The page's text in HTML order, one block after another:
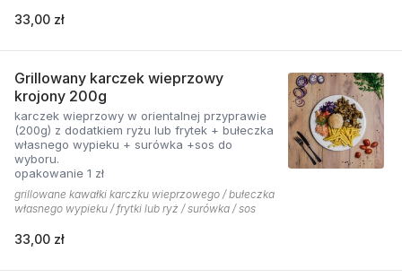
33,00 zł
Grillowany karczek wieprzowy
krojony 200g
karczek wieprzowy w orientalnej przyprawie
(200g) z dodatkiem ryżu lub frytek + bułeczka
własnego wypieku + surówka +sos do
wyboru.
opakowanie 1 zł
grillowane kawałki karczku wieprzowego / bułeczka
własnego wypieku / frytki lub ryż / surówka / sos
33,00 zł